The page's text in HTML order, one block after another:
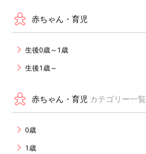
赤ちゃん・育児
生後0歳～1歳
生後1歳～
赤ちゃん・育児 カテゴリー一覧
0歳
1歳